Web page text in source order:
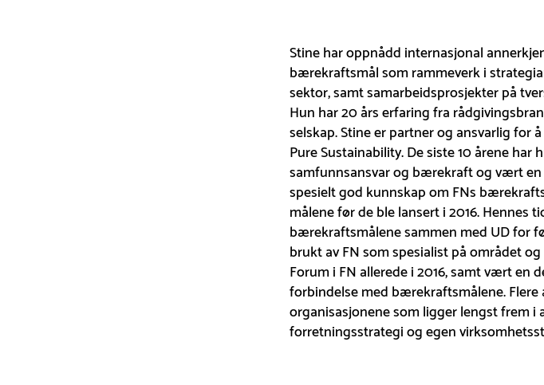
Stine har oppnådd internasjonal
bærekraftsmål som rammeverk i
sektor, samt samarbeidsprosjekter på
Hun har 20 års erfaring fra
selskap. Stine er partner og ansvarlig for
Pure Sustainability. De siste 10 årene
samfunnsansvar og bærekraft og vært
spesielt god kunnskap om FNs
målene før de ble lansert i 2016. Hennes
bærekraftsmålene sammen med UD for
brukt av FN som spesialist på området
Forum i FN allerede i 2016, samt vært en
forbindelse med bærekraftsmålene. Flere
organisasjonene som ligger lengst frem
forretningsstrategi og egen